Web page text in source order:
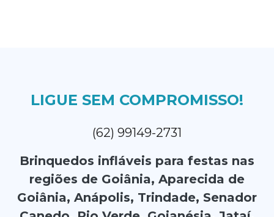
LIGUE SEM COMPROMISSO!
(62) 99149-2731
Brinquedos infláveis para festas nas
regiões de Goiânia, Aparecida de
Goiânia, Anápolis, Trindade, Senador